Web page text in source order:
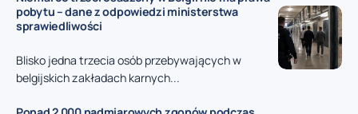
pobytu – dane z odpowiedzi ministerstwa
sprawiedliwości
Blisko jedna trzecia osób przebywających w
belgijskich zakładach karnych...